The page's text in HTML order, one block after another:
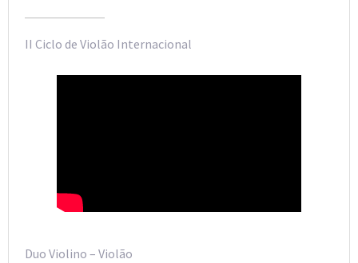
II Ciclo de Violão Internacional
Duo Violino – Violão